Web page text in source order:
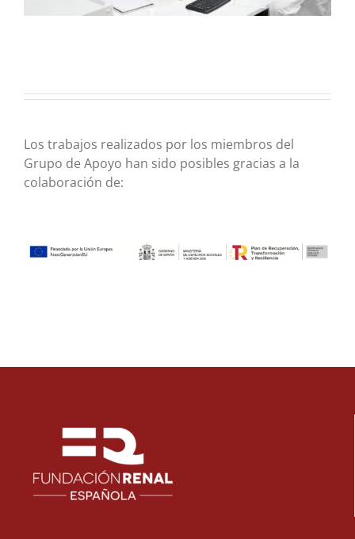
Los trabajos realizados por los miembros del
Grupo de Apoyo han sido posibles gracias a la
colaboración de: